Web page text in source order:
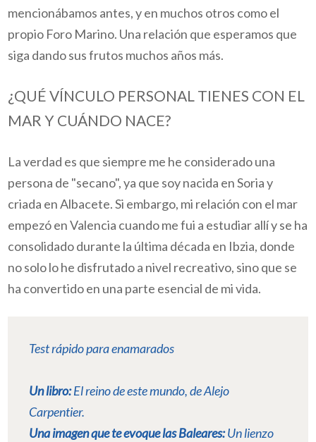
mencionábamos antes, y en muchos otros como el
propio Foro Marino. Una relación que esperamos que
siga dando sus frutos muchos años más.
¿QUÉ VÍNCULO PERSONAL TIENES CON EL
MAR Y CUÁNDO NACE?
La verdad es que siempre me he considerado una
persona de "secano", ya que soy nacida en Soria y
criada en Albacete. Si embargo, mi relación con el mar
empezó en Valencia cuando me fui a estudiar allí y se ha
consolidado durante la última década en Ibzia, donde
no solo lo he disfrutado a nivel recreativo, sino que se
ha convertido en una parte esencial de mi vida.
Test rápido para enamarados
Un libro:El reino de este mundo,de Alejo
Carpentier.
Una imagen que te evoque las Baleares:Un lienzo